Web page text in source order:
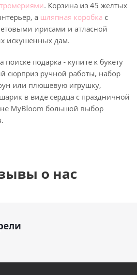
. Корзина из 45 желтых
а шляпная коробка с
ирисами и атласной
искушенных дам.
поиске подарка - купите к букету
сюрприз ручной работы, набор
или плюшевую игрушку,
в виде сердца с праздничной
MyBloom большой выбор
о нас